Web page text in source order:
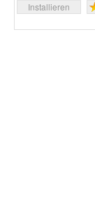
Installieren